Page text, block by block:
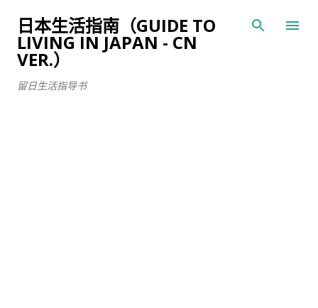
跳至主要内容
日本生活指南（GUIDE TO
LIVING IN JAPAN - CN
VER.）
留日生活指导书